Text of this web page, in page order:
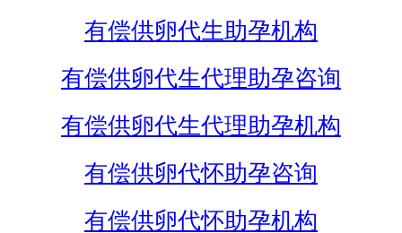
有偿供卵代生助孕机构
有偿供卵代生代理助孕咨询
有偿供卵代生代理助孕机构
有偿供卵代怀助孕咨询
有偿供卵代怀助孕机构